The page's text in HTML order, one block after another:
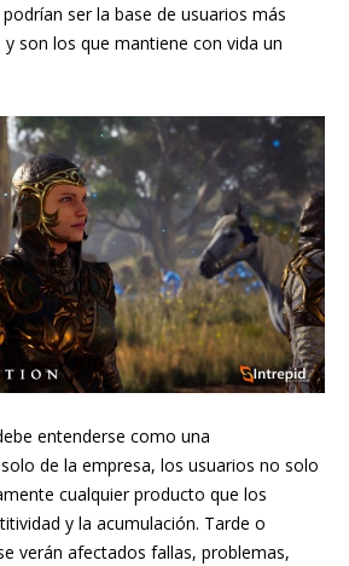
ser la base de usuarios más
son los que mantiene con vida un
entenderse como una
de la empresa, los usuarios no solo
cualquier producto que los
y la acumulación. Tarde o
verán afectados fallas, problemas,